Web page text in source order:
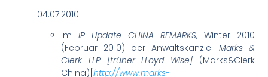
04.07.2010
ImIP Update CHINA REMARKS, Winter 2010
(Februar 2010) der Anwaltskanzlei Marks &
Clerk LLP [früher LLoyd Wise](Marks&Clerk
China)[http://www.marks-